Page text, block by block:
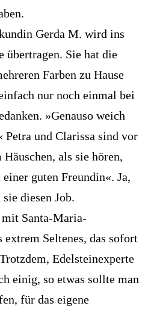
Gerda M. wird ins
übertragen. Sie hat die
Farben zu Hause
nur noch einmal bei
»Genauso weich
Petra und Clarissa sind vor
als sie hören,
guten Freundin«. Ja,
diesen Job.
Santa-Maria-
extrem Seltenes, das sofort
Edelsteinexperte
einig, so etwas sollte man
für das eigene